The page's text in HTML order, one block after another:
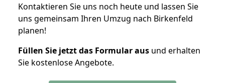
Kontaktieren Sie uns noch heute und lassen Sie
uns gemeinsam Ihren Umzug nach Birkenfeld
planen!
Füllen Sie jetzt das Formular aus und erhalten
Sie kostenlose Angebote.